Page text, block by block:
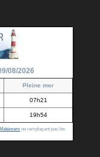
08/2026
Pleine mer
07h21
19h54
ne remplaçant pas les